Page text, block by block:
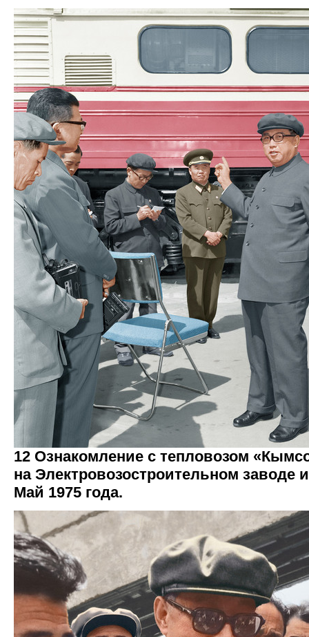
12 Ознакомление с тепловозом
на Электровозостроительном заводе
Май 1975 года.